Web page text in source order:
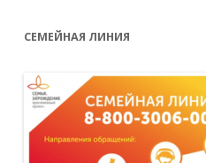
СЕМЕЙНАЯ ЛИНИЯ